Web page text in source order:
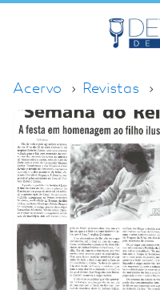
Acervo Revistas